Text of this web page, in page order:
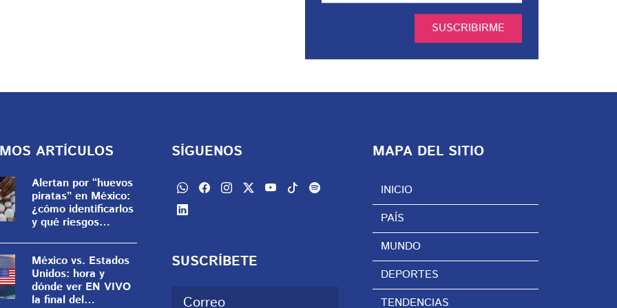
SUSCRIBIRME
ARTÍCULOS
Alertan por “huevos
piratas” en México:
¿cómo identificarlos
y qué riesgos
México vs. Estados
Unidos: hora y
dónde ver EN VIVO
la final del
SÍGUENOS
SUSCRÍBETE
MAPA DEL SITIO
INICIO
PAÍS
MUNDO
DEPORTES
TENDENCIAS